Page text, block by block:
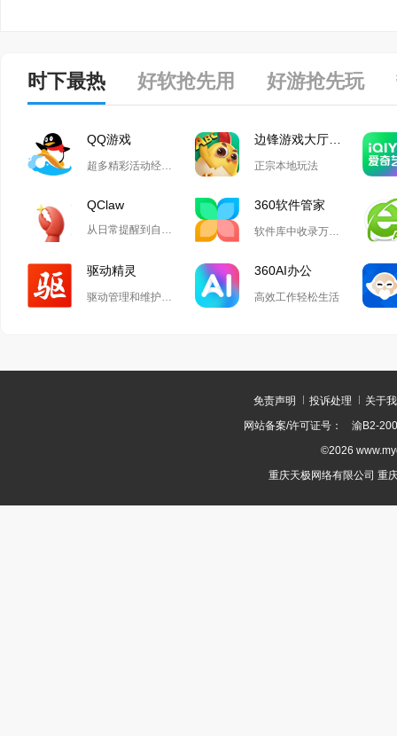
时下最热 好软抢先用 好游抢先玩
QQ游戏
超多精彩活动经典玩法尽在QQ游戏 正宗本地玩法
QClaw
从日常提醒到自动化开发,Qclaw解锁无限可能
360软件管家
软件库中收录万款正版软件
驱动精灵
驱动管理和维护工具
360AI办公
高效工作轻松生活
免责声明 投诉处理
关于
网站备案/许可证号：
渝B2-
©2026
重庆天极网络有限公司 重